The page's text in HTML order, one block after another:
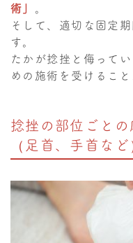
術」 。
そして、適切な固定
す。
たかが捻挫と侮って
めの施術を受けるこ
捻挫の部位ごと
（足首、手首など